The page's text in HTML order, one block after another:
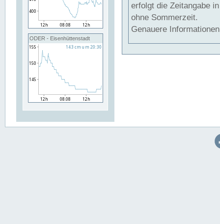
ODER - Eisenhüttenstadt
erfolgt die Zeitangabe
ohne Sommerzeit.
Genauere